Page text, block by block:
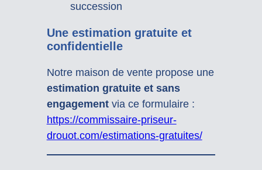
succession
Une estimation gratuite et
confidentielle
Notre maison de vente propose une
estimation gratuite et sans
engagementvia ce formulaire :
https://commissaire-priseur-
drouot.com/estimations-gratuites/